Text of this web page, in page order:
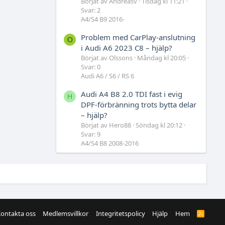
Svar: 2
A4/S4 B9 2016-
O
Problem med CarPlay-anslutning
i Audi A6 2023 C8 – hjälp?
Börjat av Olssons Måndag kl 20:05
Svar: 0
Audi A6 / S6 / RS 6
H
Audi A4 B8 2.0 TDI fast i evig
DPF-förbränning trots bytta delar
– hjälp?
Börjat av Hero88 Söndag kl 20:12
Svar: 9
A4/S4 B8 2008-2016
oss Medlemsvillkor Integritetspolicy Hjälp Hem
R